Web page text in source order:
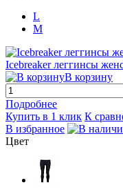
L
M
Icebreaker леггинсы
В корзину
Подробнее
Купить в 1 клик К
В избранное
Цвет